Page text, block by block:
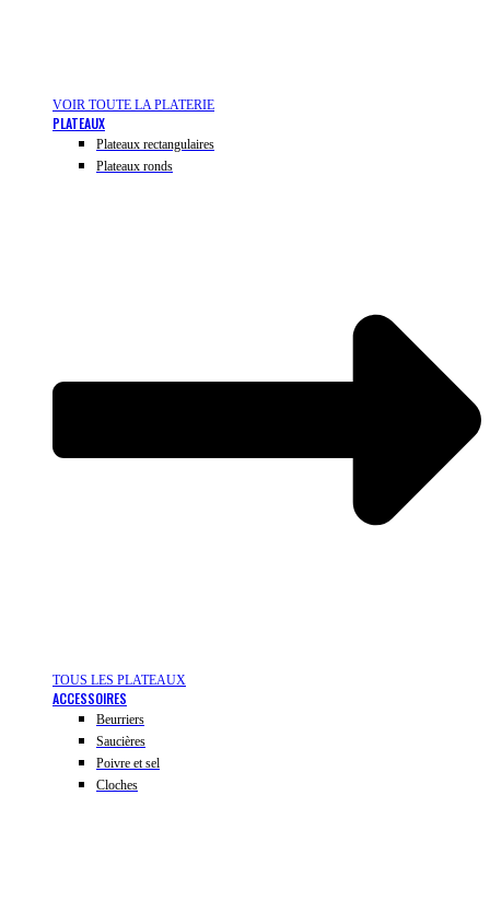
VOIR TOUTE LA PLATERIE
PLATEAUX
Plateaux rectangulaires
Plateaux ronds
TOUS LES PLATEAUX
ACCESSOIRES
Beurriers
Saucières
Poivre et sel
Cloches